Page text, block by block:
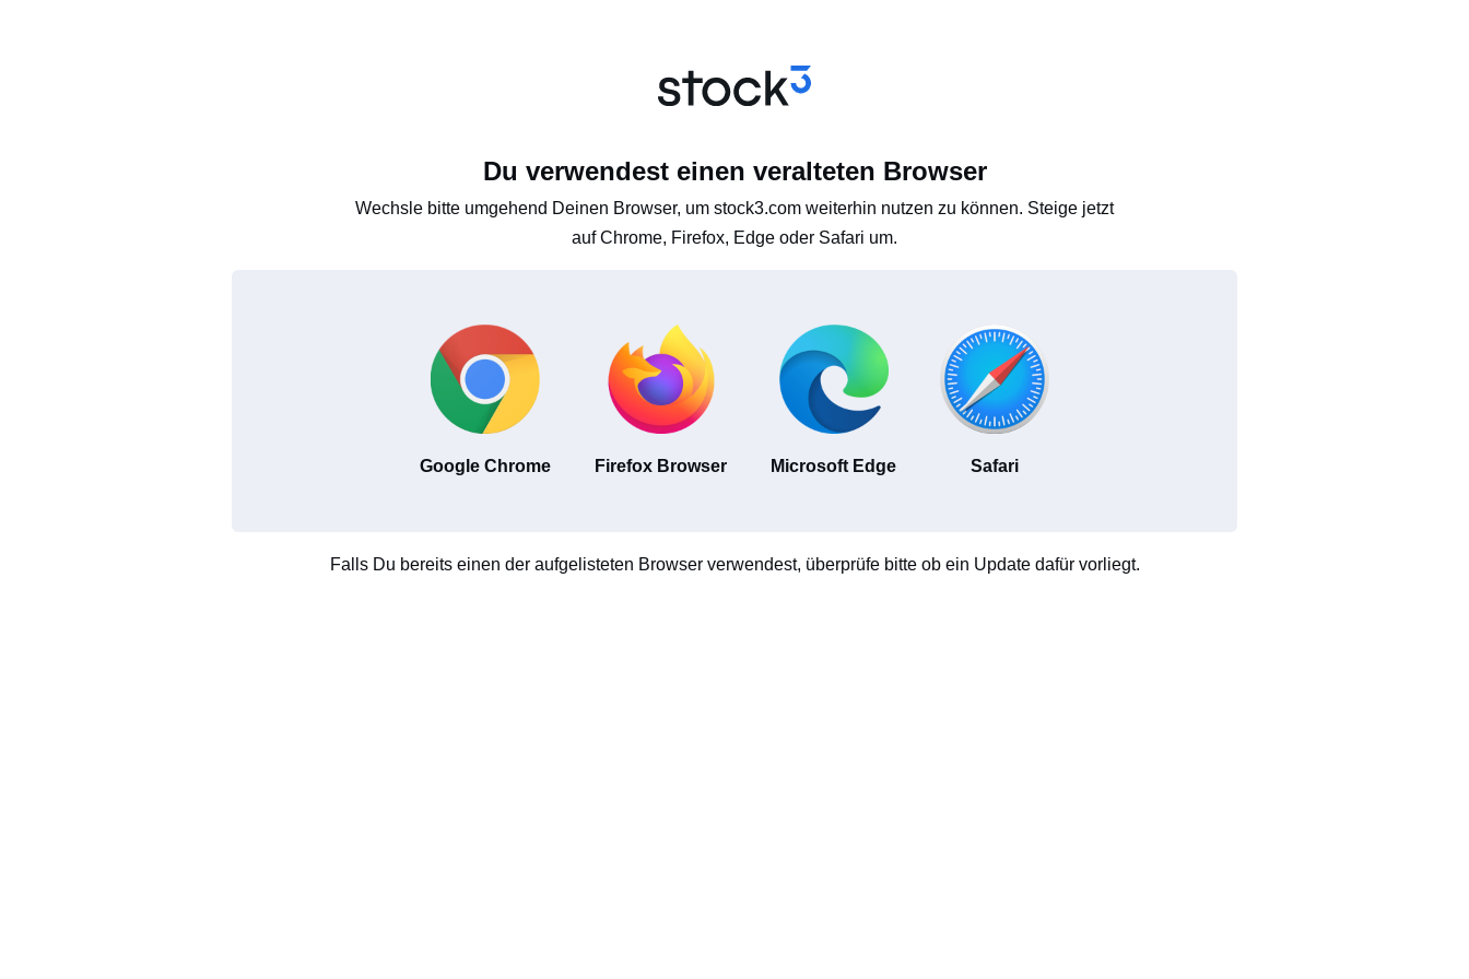
Du verwendest einen veralteten Browser
Wechsle bitte umgehend Deinen Browser, um stock3.com weiterhin nutzen zu können. Steige jetzt
auf Chrome, Firefox, Edge oder Safari um.
Google Chrome Firefox Browser Microsoft Edge Safari
Falls Du bereits einen der aufgelisteten Browser verwendest, überprüfe bitte ob ein Update dafür vorliegt.